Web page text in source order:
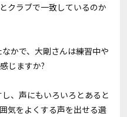
クラブで一致しているのか
かで、大剛さんは練習中や
じますか?
、声にもいろいろとあると
気をよくする声を出せる選